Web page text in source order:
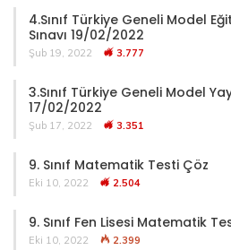
4.Sınıf Türkiye Geneli Model
Sınavı 19/02/2022
Şub 19, 2022 3.777
3.Sınıf Türkiye Geneli Model
17/02/2022
Şub 17, 2022 3.351
9. Sınıf Matematik Testi Çöz
Eki 10, 2022 2.504
9. Sınıf Fen Lisesi Matematik
Eki 10, 2022 2.399